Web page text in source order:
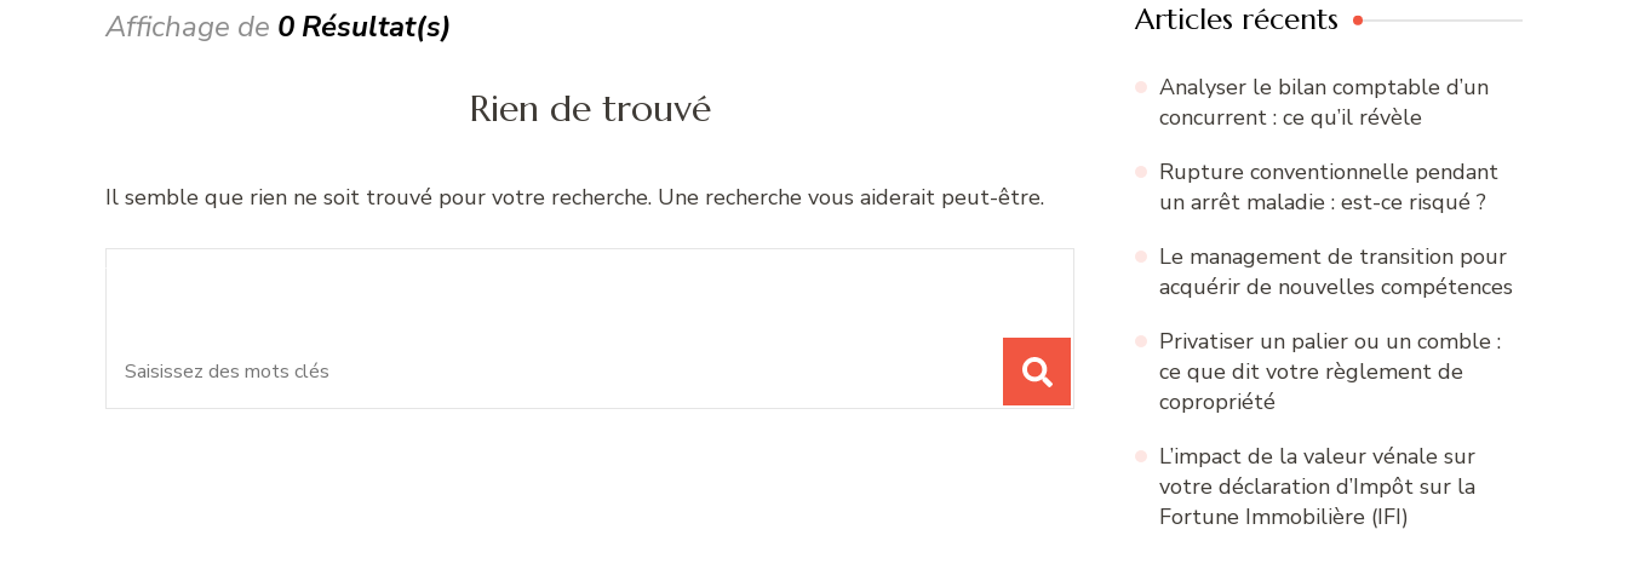
Affichage de 0 Résultat(s)
Rien de trouvé
Il semble que rien ne soit trouvé pour votre recherche. Une recherche vous aiderait peut-être.
Articles récents
Analyser le bilan comptable d’un
concurrent : ce qu’il révèle
Rupture conventionnelle pendant
un arrêt maladie : est-ce risqué ?
Le management de transition pour
acquérir de nouvelles compétences
Privatiser un palier ou un comble :
ce que dit votre règlement de
copropriété
L’impact de la valeur vénale sur
votre déclaration d’Impôt sur la
Fortune Immobilière (IFI)